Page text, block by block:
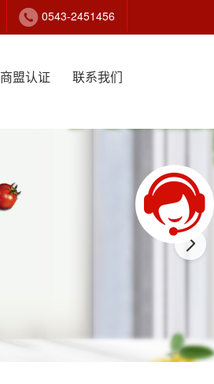
0543-2451456
商盟认证 联系我们